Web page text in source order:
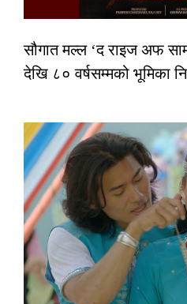
सौगात मल्ल ‘द राइज अफ
देखि ८० वर्षसम्मको भूमिका